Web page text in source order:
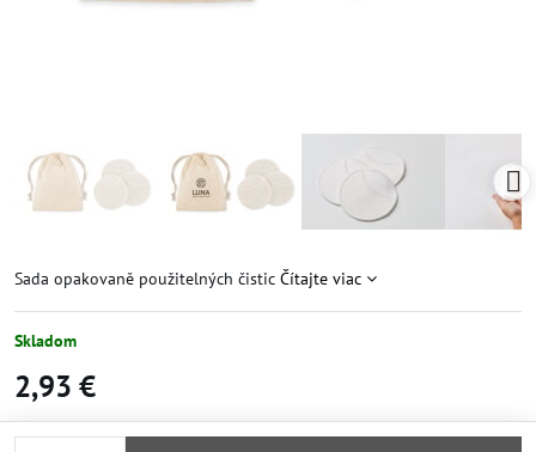
Sada opakovaně použitelných čistic Čítajte viac
Skladom
2,93 €